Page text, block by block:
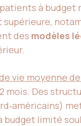
à budget
des modèles
vie moyenne de
Des
limité